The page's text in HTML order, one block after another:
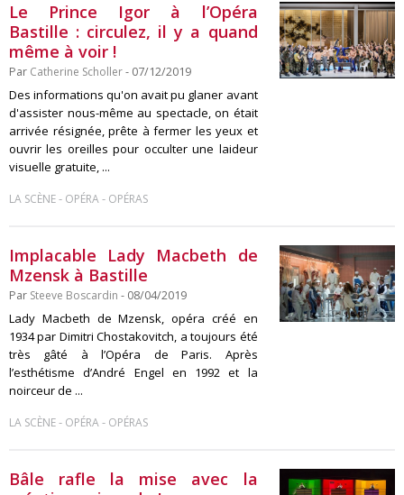
Le Prince Igor à l’Opéra
Bastille : circulez, il y a quand
même à voir !
Par Catherine Scholler- 07/12/2019
Des informations qu'on avait pu glaner avant
d'assister nous-même au spectacle, on était
arrivée résignée, prête à fermer les yeux et
ouvrir les oreilles pour occulter une laideur
visuelle gratuite, ...
LA SCÈNE- OPÉRA- OPÉRAS
Implacable Lady Macbeth de
Mzensk à Bastille
Par Steeve Boscardin - 08/04/2019
Lady Macbeth de Mzensk, opéra créé en
1934 par Dimitri Chostakovitch, a toujours été
très gâté à l’Opéra de Paris. Après
l’esthétisme d’André Engel en 1992 et la
noirceur de ...
LA SCÈNE- OPÉRA- OPÉRAS
Bâle rafle la mise avec la